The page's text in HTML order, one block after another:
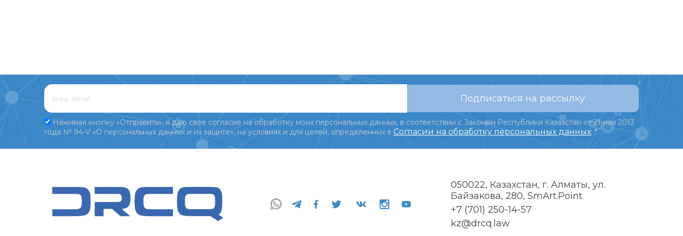
Подписаться на рассылку
Нажимая кнопку «Отправить», я даю свое согласие на обработку моих персональных данных, в соответствии с Законом Республики Казахстан от 21 мая 2013
года № 94-V «О персональных данных и их защите», на условиях и для целей, определенных в Согласии на обработку персональных данных. *
050022, Казахстан, г. Алматы, ул.
Байзакова, 280, SmArt.Point
+7 (701) 250-14-57
kz@drcq.law